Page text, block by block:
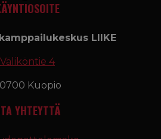
LIIKE
Väliköntie 4
Kuopio
YHTEYTTÄ